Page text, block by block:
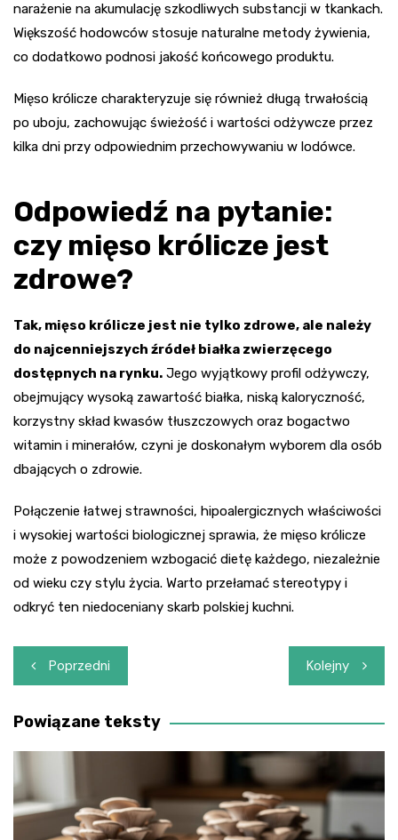
narażenie na akumulację szkodliwych substancji w tkankach.
Większość hodowców stosuje naturalne metody żywienia,
co dodatkowo podnosi jakość końcowego produktu.
Mięso królicze charakteryzuje się również długą trwałością
po uboju, zachowując świeżość i wartości odżywcze przez
kilka dni przy odpowiednim przechowywaniu w lodówce.
Odpowiedź na pytanie:
czy mięso królicze jest
zdrowe?
Tak, mięso królicze jest nie tylko zdrowe, ale należy
do najcenniejszych źródeł białka zwierzęcego
dostępnych na rynku. Jego wyjątkowy profil odżywczy,
obejmujący wysoką zawartość białka, niską kaloryczność,
korzystny skład kwasów tłuszczowych oraz bogactwo
witamin i minerałów, czyni je doskonałym wyborem dla osób
dbających o zdrowie.
Połączenie łatwej strawności, hipoalergicznych właściwości
i wysokiej wartości biologicznej sprawia, że mięso królicze
może z powodzeniem wzbogacić dietę każdego, niezależnie
od wieku czy stylu życia. Warto przełamać stereotypy i
odkryć ten niedoceniany skarb polskiej kuchni.
Nawigacja
wpisu
Poprzedni Kolejny
Powiązane teksty